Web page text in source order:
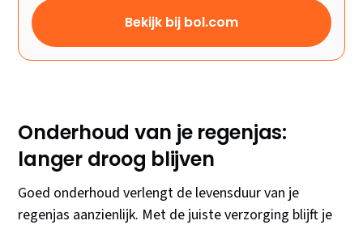
Bekijk bij bol.com
Onderhoud van je regenjas:
langer droog blijven
Goed onderhoud verlengt de levensduur van je
regenjas aanzienlijk. Met de juiste verzorging blijft je